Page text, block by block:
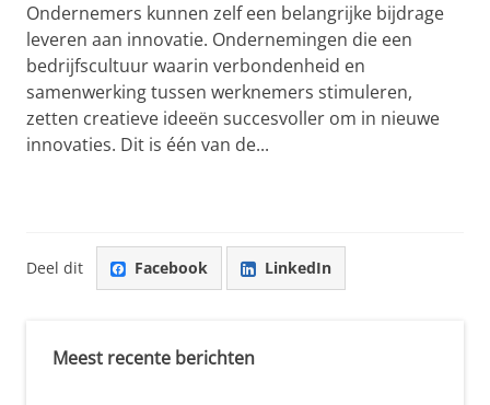
Ondernemers kunnen zelf een belangrijke bijdrage
leveren aan innovatie. Ondernemingen die een
bedrijfscultuur waarin verbondenheid en
samenwerking tussen werknemers stimuleren,
zetten creatieve ideeën succesvoller om in nieuwe
innovaties. Dit is één van de...
Deel dit Facebook LinkedIn
Meest recente berichten